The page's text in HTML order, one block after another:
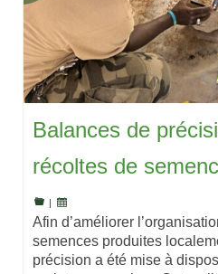
Balances de
récoltes de
|
Afin d’améliorer
semences produites
précision a été mise à